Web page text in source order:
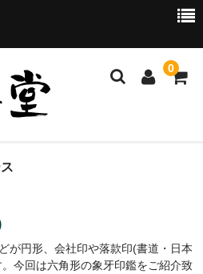
0
て
が円形、会社印や落款印(書道・日本
今回は六角形の象牙印鑑をご紹介致